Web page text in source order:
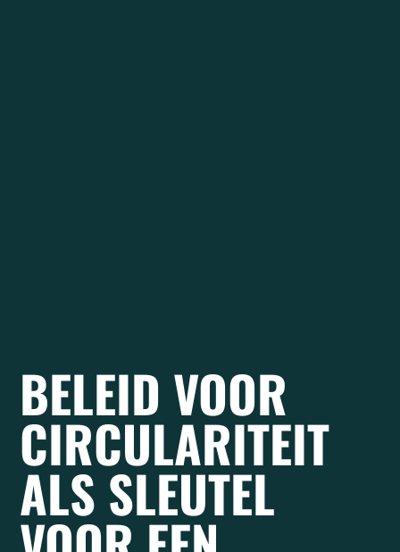
BELEID VOOR
CIRCULARITEIT
ALS SLEUTEL